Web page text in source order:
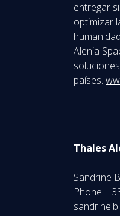
entregar
optimizar
Alenia
países.
Thales
Sandrine
Phone: